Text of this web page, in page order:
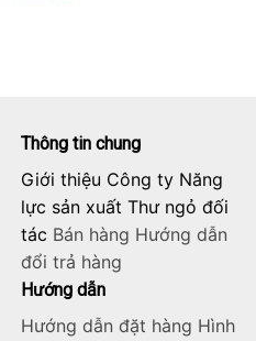
Thông tin chung
Giới thiệu Công ty Năng
lực sản xuất Thư ngỏ đối
tác Bán hàng Hướng dẫn
đổi trả hàng
Hướng dẫn
Hướng dẫn đặt hàng Hình